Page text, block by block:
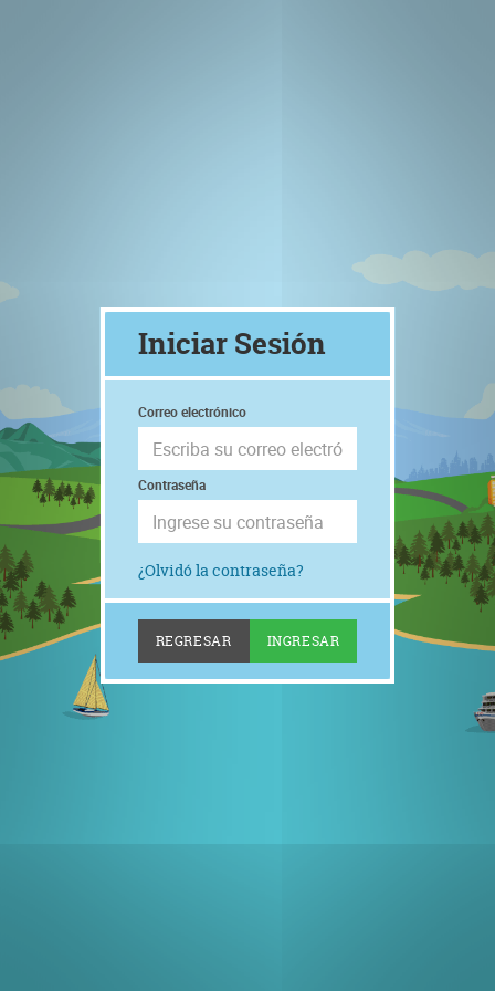
Iniciar Sesión
Correo electrónico
Contraseña
¿Olvidó la contraseña?
REGRESAR INGRESAR